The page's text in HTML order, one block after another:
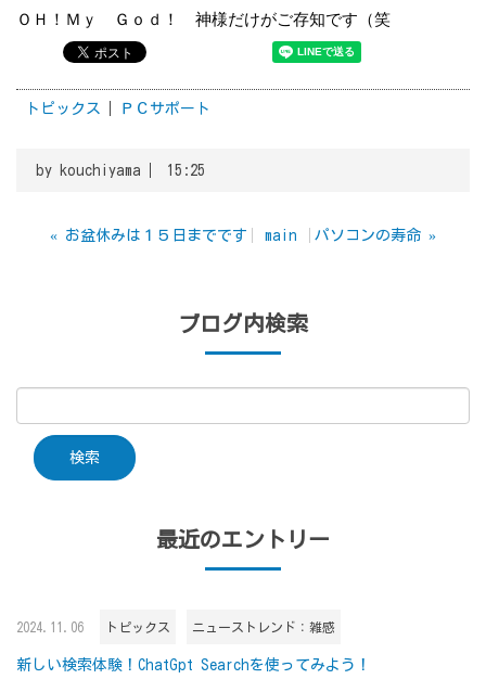
ＯＨ！Ｍｙ　Ｇｏｄ！　神様だけがご存知です（笑
トピックス ＰＣサポート
by kouchiyama 15:25
« お盆休みは１５日までです main パソコンの寿命 »
ブログ内検索
最近のエントリー
2024.11.06 トピックス ニューストレンド：雑感
新しい検索体験！ChatGpt Searchを使ってみよう！